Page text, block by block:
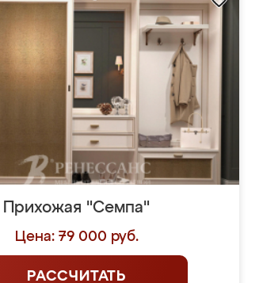
Прихожая "Семпа"
Цена: 79 000 руб.
РАССЧИТАТЬ